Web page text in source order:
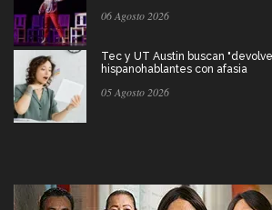
06 Agosto 2026
Tec y UT Austin buscan
hispanohablantes con afasia
05 Agosto 2026